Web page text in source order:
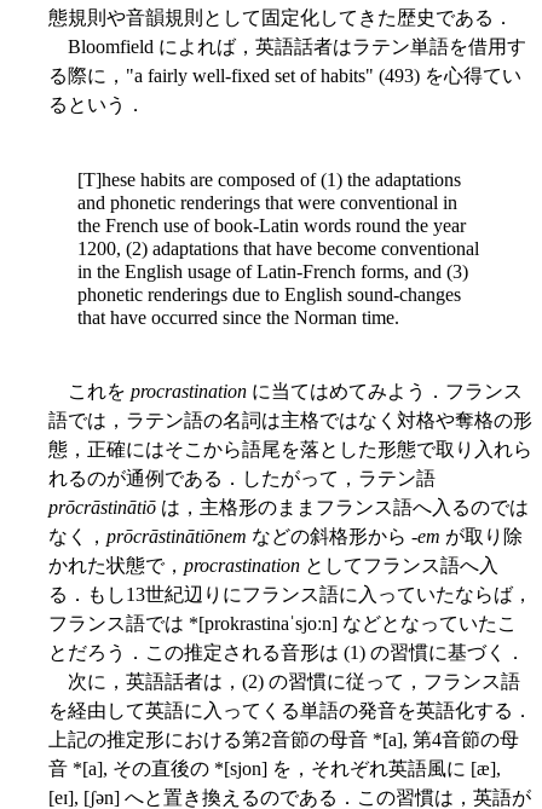
態規則や音韻規則として固定化してきた歴史である．
Bloomfield によれば，英語話者はラテン単語を借用す
る際に，"a fairly well-fixed set of habits" (493) を心得てい
るという．
[T]hese habits are composed of (1) the adaptations
and phonetic renderings that were conventional in
the French use of book-Latin words round the year
1200, (2) adaptations that have become conventional
in the English usage of Latin-French forms, and (3)
phonetic renderings due to English sound-changes
that have occurred since the Norman time.
これを procrastination に当てはめてみよう．フランス
語では，ラテン語の名詞は主格ではなく対格や奪格の形
態，正確にはそこから語尾を落とした形態で取り入れら
れるのが通例である．したがって，ラテン語
prōcrāstinātiō は，主格形のままフランス語へ入るのでは
なく， prōcrāstinātiōnem などの斜格形から -em が取り除
かれた状態で， procrastination としてフランス語へ入
る．もし13世紀辺りにフランス語に入っていたならば，
フランス語では *[prokrastinaˈsjoːn] などとなっていたこ
とだろう．この推定される音形は (1) の習慣に基づく．
次に，英語話者は，(2) の習慣に従って，フランス語
を経由して英語に入ってくる単語の発音を英語化する．
上記の推定形における第2音節の母音 *[a], 第4音節の母
音 *[a], その直後の *[sjon] を，それぞれ英語風に [æ],
[eɪ], [ʃən] へと置き換えるのである．この習慣は，英語が